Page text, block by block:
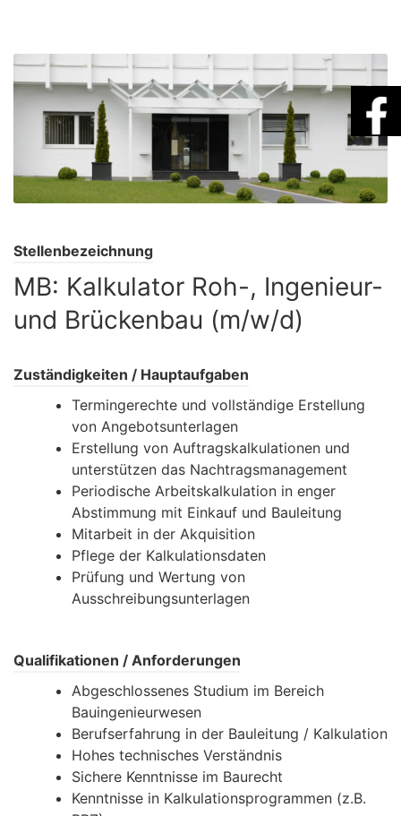
Stellenbezeichnung
MB: Kalkulator Roh-, Ingenieur-
und Brückenbau (m/w/d)
Zuständigkeiten / Hauptaufgaben
Termingerechte und vollständige Erstellung
von Angebotsunterlagen
Erstellung von Auftragskalkulationen und
unterstützen das Nachtragsmanagement
Periodische Arbeitskalkulation in enger
Abstimmung mit Einkauf und Bauleitung
Mitarbeit in der Akquisition
Pflege der Kalkulationsdaten
Prüfung und Wertung von
Ausschreibungsunterlagen
Qualifikationen / Anforderungen
Abgeschlossenes Studium im Bereich
Bauingenieurwesen
Berufserfahrung in der Bauleitung / Kalkulation
Hohes technisches Verständnis
Sichere Kenntnisse im Baurecht
Kenntnisse in Kalkulationsprogrammen (z.B.